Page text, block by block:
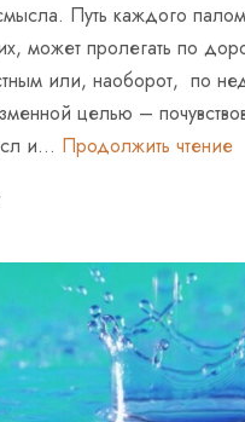
Путь каждого
может пролегать по
или, наоборот, по
целью –
и… Продолжить чтениеОт